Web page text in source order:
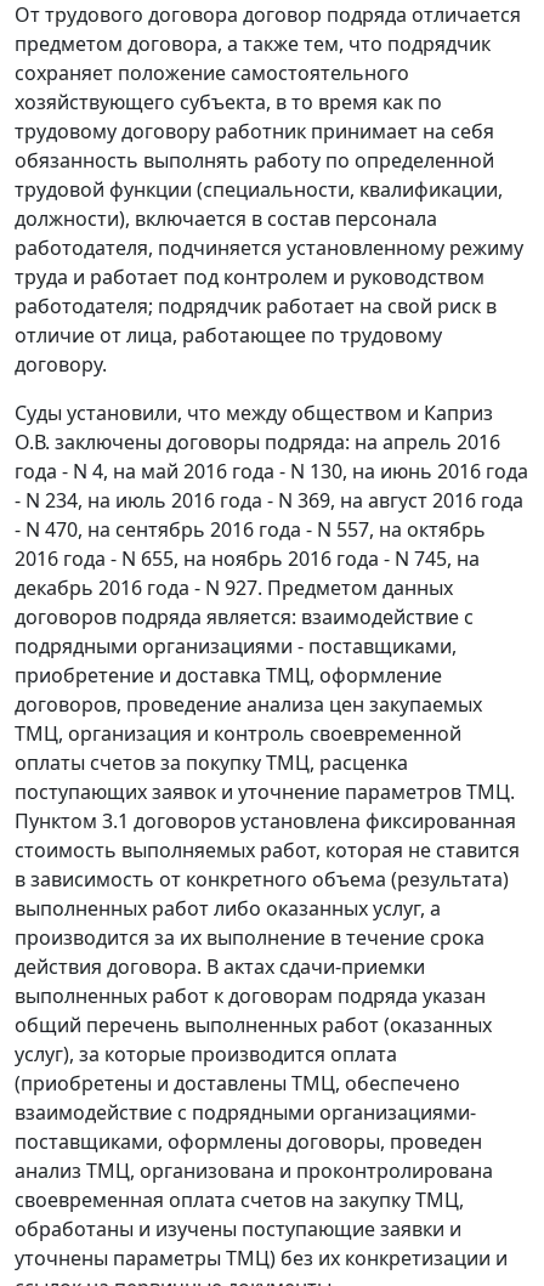
От трудового договора договор подряда отличается
предметом договора, а также тем, что подрядчик
сохраняет положение самостоятельного
хозяйствующего субъекта, в то время как по
трудовому договору работник принимает на себя
обязанность выполнять работу по определенной
трудовой функции (специальности, квалификации,
должности), включается в состав персонала
работодателя, подчиняется установленному режиму
труда и работает под контролем и руководством
работодателя; подрядчик работает на свой риск в
отличие от лица, работающее по трудовому
договору.
Суды установили, что между обществом и Каприз
О.В. заключены договоры подряда: на апрель 2016
года - N 4, на май 2016 года - N 130, на июнь 2016 года
- N 234, на июль 2016 года - N 369, на август 2016 года
- N 470, на сентябрь 2016 года - N 557, на октябрь
2016 года - N 655, на ноябрь 2016 года - N 745, на
декабрь 2016 года - N 927. Предметом данных
договоров подряда является: взаимодействие с
подрядными организациями - поставщиками,
приобретение и доставка ТМЦ, оформление
договоров, проведение анализа цен закупаемых
ТМЦ, организация и контроль своевременной
оплаты счетов за покупку ТМЦ, расценка
поступающих заявок и уточнение параметров ТМЦ.
Пунктом 3.1 договоров установлена фиксированная
стоимость выполняемых работ, которая не ставится
в зависимость от конкретного объема (результата)
выполненных работ либо оказанных услуг, а
производится за их выполнение в течение срока
действия договора. В актах сдачи-приемки
выполненных работ к договорам подряда указан
общий перечень выполненных работ (оказанных
услуг), за которые производится оплата
(приобретены и доставлены ТМЦ, обеспечено
взаимодействие с подрядными организациями-
поставщиками, оформлены договоры, проведен
анализ ТМЦ, организована и проконтролирована
своевременная оплата счетов на закупку ТМЦ,
обработаны и изучены поступающие заявки и
уточнены параметры ТМЦ) без их конкретизации и